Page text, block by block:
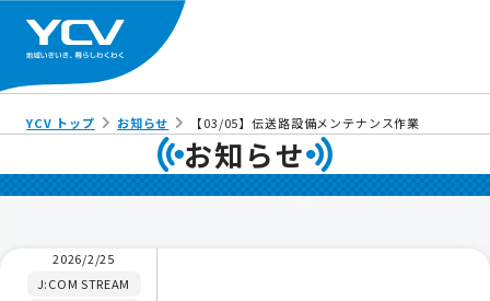
YCV トップ お知らせ 【03/05】伝送路設備メンテナンス作業
お知らせ
2026/2/25
J:COM STREAM